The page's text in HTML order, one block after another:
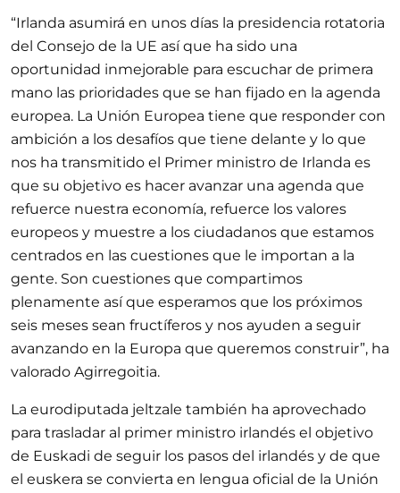
“Irlanda asumirá en unos días la presidencia rotatoria
del Consejo de la UE así que ha sido una
oportunidad inmejorable para escuchar de primera
mano las prioridades que se han fijado en la agenda
europea. La Unión Europea tiene que responder con
ambición a los desafíos que tiene delante y lo que
nos ha transmitido el Primer ministro de Irlanda es
que su objetivo es hacer avanzar una agenda que
refuerce nuestra economía, refuerce los valores
europeos y muestre a los ciudadanos que estamos
centrados en las cuestiones que le importan a la
gente. Son cuestiones que compartimos
plenamente así que esperamos que los próximos
seis meses sean fructíferos y nos ayuden a seguir
avanzando en la Europa que queremos construir”, ha
valorado Agirregoitia.
La eurodiputada jeltzale también ha aprovechado
para trasladar al primer ministro irlandés el objetivo
de Euskadi de seguir los pasos del irlandés y de que
el euskera se convierta en lengua oficial de la Unión